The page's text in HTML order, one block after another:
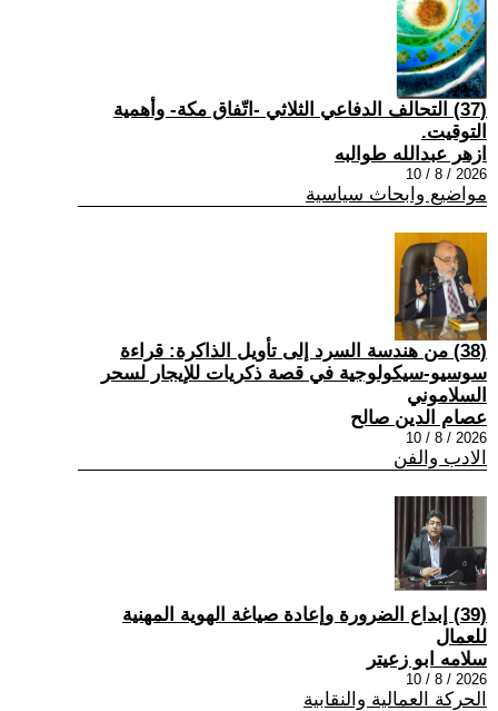
(37) التحالف الدفاعي الثلاثي -اتّفاق مكة- وأهمية
التوقيت.
ازهر عبدالله طوالبه
2026 / 8 / 10
مواضيع وابحاث سياسية
(38) من هندسة السرد إلى تأويل الذاكرة: قراءة
سوسيو-سيكولوجية في قصة ذكريات للإيجار لسحر
السلاموني
عصام الدين صالح
2026 / 8 / 10
الادب والفن
(39) إبداع الضرورة وإعادة صياغة الهوية المهنية
للعمال
سلامه ابو زعيتر
2026 / 8 / 10
الحركة العمالية والنقابية